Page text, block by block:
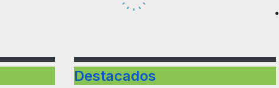
Destacados